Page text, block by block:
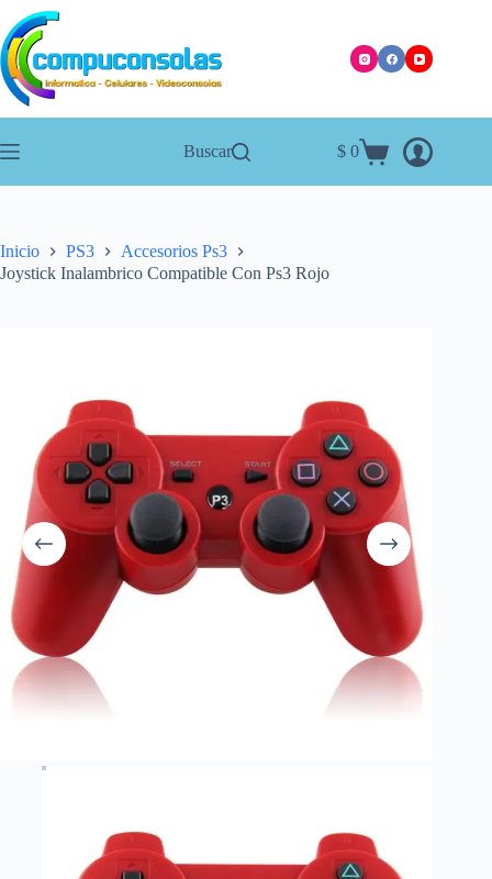
Saltar
al
contenido
Buscar
Carro
$ 0
Inicio PS3
Accesorios Ps3
Joystick Inalambrico Compatible Con Ps3 Rojo